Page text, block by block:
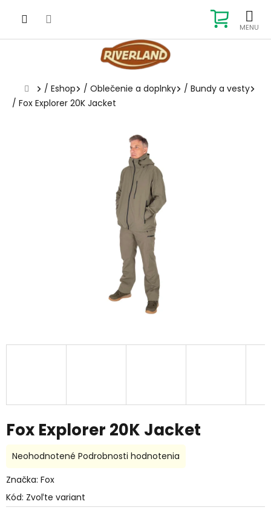
KOŠÍK
Domov
/ Eshop / Oblečenie a doplnky / Bundy a vesty
/ Fox Explorer 20K Jacket
Fox Explorer 20K Jacket
Kód: Zvoľte variant
Priemerné
produktu
0,0
Neohodnotené Podrobnosti hodnotenia
Značka: Fox